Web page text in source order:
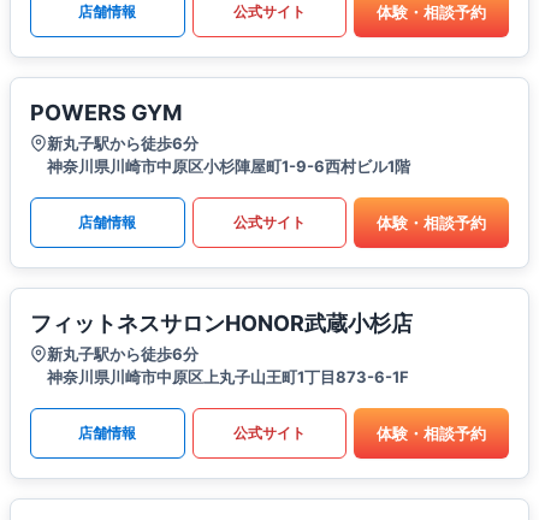
店舗情報 公式サイト 体験・相談予約
POWERS GYM
新丸子駅から徒歩6分
神奈川県川崎市中原区小杉陣屋町1-9-6西村ビル1階
店舗情報 公式サイト 体験・相談予約
フィットネスサロンHONOR武蔵小杉店
新丸子駅から徒歩6分
神奈川県川崎市中原区上丸子山王町1丁目873-6-1F
店舗情報 公式サイト 体験・相談予約